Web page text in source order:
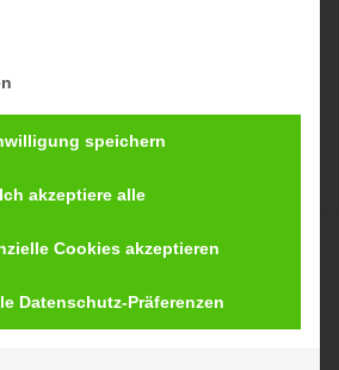
Polline LED
€Aktueller
speichern
Ich akzeptiere alle
Cookies akzeptieren
Datenschutz-Präferenzen